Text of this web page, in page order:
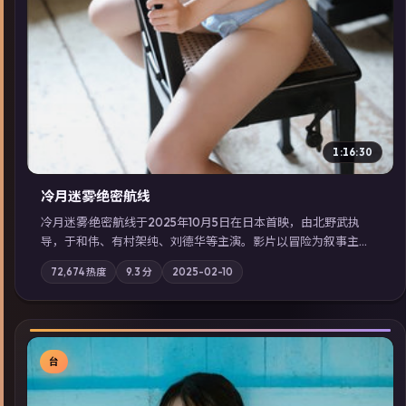
1:16:30
冷月迷雾·绝密航线
冷月迷雾·绝密航线于2025年10月5日在日本首映，由北野武执
导，于和伟、有村架纯、刘德华等主演。影片以冒险为叙事主
轴，记忆碎片重组后，主角发现自己从未活过“真实”的一天；摄
影与配乐强化地域气质；站内亦可通过「国产免费观看高清电视
剧在线看」延展检索同类型高分佳作，畅享高清在线追剧体验。
72,674热度 9.3 分 2025-02-10
台